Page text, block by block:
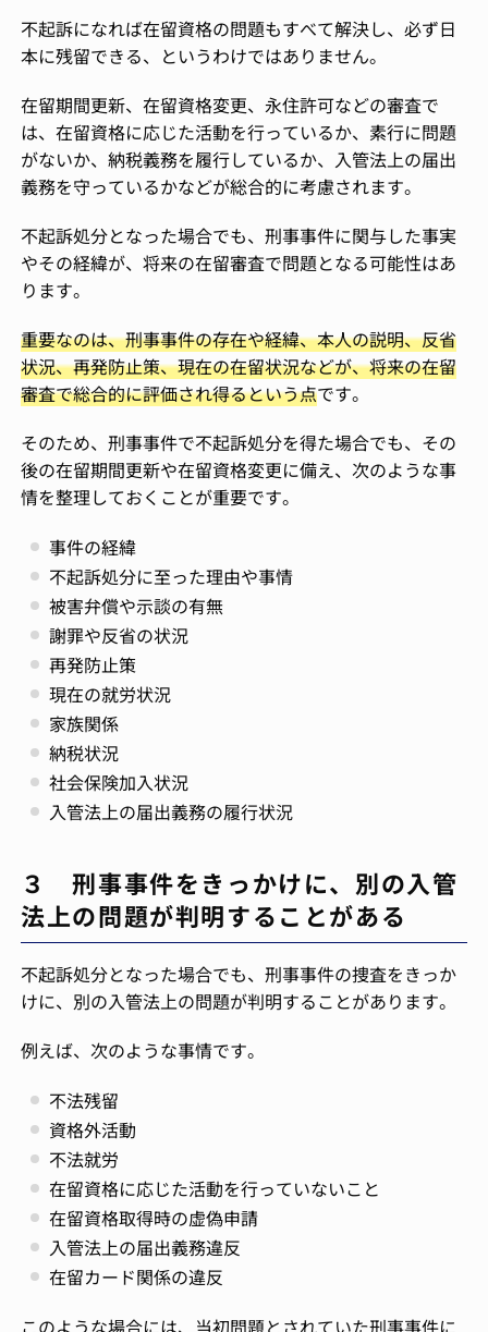
不起訴になれば在留資格の問題もすべて解決し、必ず日
本に残留できる、というわけではありません。
在留期間更新、在留資格変更、永住許可などの審査で
は、在留資格に応じた活動を行っているか、素行に問題
がないか、納税義務を履行しているか、入管法上の届出
義務を守っているかなどが総合的に考慮されます。
不起訴処分となった場合でも、刑事事件に関与した事実
やその経緯が、将来の在留審査で問題となる可能性はあ
ります。
重要なのは、刑事事件の存在や経緯、本人の説明、反省
状況、再発防止策、現在の在留状況などが、将来の在留
審査で総合的に評価され得るという点です。
そのため、刑事事件で不起訴処分を得た場合でも、その
後の在留期間更新や在留資格変更に備え、次のような事
情を整理しておくことが重要です。
事件の経緯
不起訴処分に至った理由や事情
被害弁償や示談の有無
謝罪や反省の状況
再発防止策
現在の就労状況
家族関係
納税状況
社会保険加入状況
入管法上の届出義務の履行状況
３ 刑事事件をきっかけに、別の入管
法上の問題が判明することがある
不起訴処分となった場合でも、刑事事件の捜査をきっか
けに、別の入管法上の問題が判明することがあります。
例えば、次のような事情です。
不法残留
資格外活動
不法就労
在留資格に応じた活動を行っていないこと
在留資格取得時の虚偽申請
入管法上の届出義務違反
在留カード関係の違反